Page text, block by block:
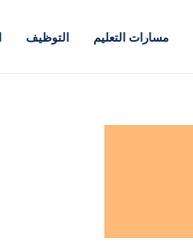
مسارات التعليم التوظيف